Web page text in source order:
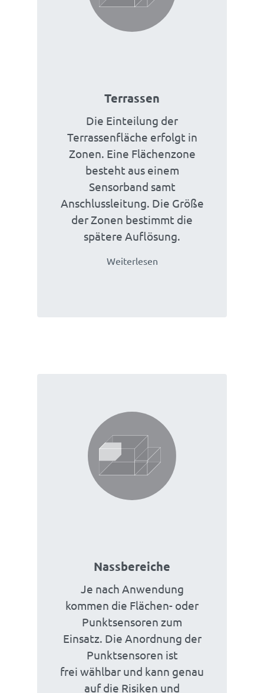
Terrassen
Die Einteilung der
Terrassenfläche erfolgt in
Zonen. Eine Flächenzone
besteht aus einem
Sensorband samt
Anschlussleitung. Die Größe
der Zonen bestimmt die
spätere Auflösung.
Weiterlesen
Nassbereiche
Je nach Anwendung
kommen die Flächen- oder
Punktsensoren zum
Einsatz. Die Anordnung der
Punktsensoren ist
frei wählbar und kann genau
auf die Risiken und